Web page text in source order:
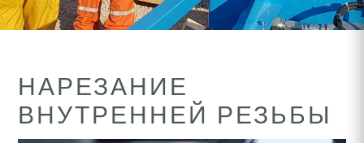
НАРЕЗАНИЕ
ВНУТРЕННЕЙ РЕЗЬБЫ